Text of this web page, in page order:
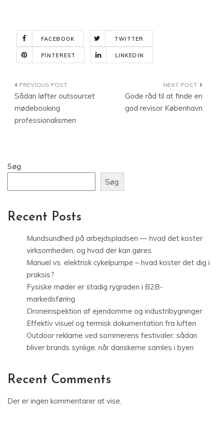
FACEBOOK TWITTER
PINTEREST LINKEDIN
Indlægsnavigation
Sådan løfter outsourcet
mødebooking
professionalismen
Gode råd til at finde en
god revisor København
Søg
Søg
Recent Posts
Mundsundhed på arbejdspladsen — hvad det koster
virksomheden, og hvad der kan gøres
Manuel vs. elektrisk cykelpumpe – hvad koster det dig i
praksis?
Fysiske møder er stadig rygraden i B2B-
markedsføring
Droneinspektion af ejendomme og industribygninger:
Effektiv visuel og termisk dokumentation fra luften
Outdoor reklame ved sommerens festivaler: sådan
bliver brands synlige, når danskerne samles i byen
Recent Comments
Der er ingen kommentarer at vise.